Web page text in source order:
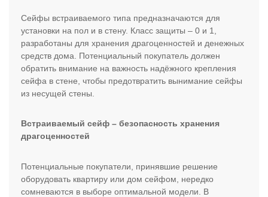
Сейфы встраиваемого типа предназначаются для
установки на пол и в стену. Класс защиты – 0 и 1,
разработаны для хранения драгоценностей и денежных
средств дома. Потенциальный покупатель должен
обратить внимание на важность надёжного крепления
сейфа в стене, чтобы предотвратить вынимание сейфы
из несущей стены.
Встраиваемый сейф – безопасность хранения
драгоценностей
Потенциальные покупатели, принявшие решение
оборудовать квартиру или дом сейфом, нередко
сомневаются в выборе оптимальной модели. В